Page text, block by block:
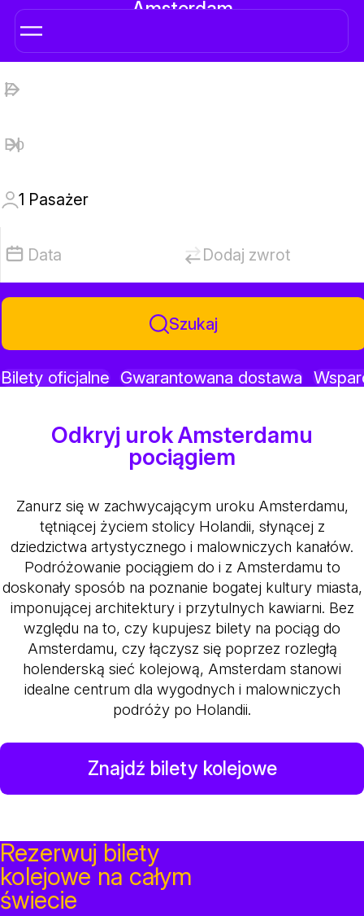
Amsterdam
1 Pasażer
Data Dodaj zwrot
Szukaj
Bilety oficjalne Gwarantowana dostawa
Odkryj urok Amsterdamu
pociągiem
Zanurz się w zachwycającym uroku Amsterdamu,
tętniącej życiem stolicy Holandii, słynącej z
dziedzictwa artystycznego i malowniczych kanałów.
Podróżowanie pociągiem do i z Amsterdamu to
doskonały sposób na poznanie bogatej kultury miasta,
imponującej architektury i przytulnych kawiarni. Bez
względu na to, czy kupujesz bilety na pociąg do
Amsterdamu, czy łączysz się poprzez rozległą
holenderską sieć kolejową, Amsterdam stanowi
idealne centrum dla wygodnych i malowniczych
podróży po Holandii.
Znajdź bilety kolejowe
Rezerwuj bilety
kolejowe na całym
świecie